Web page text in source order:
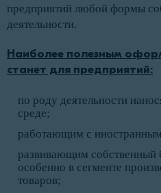
предприятий любой формы
деятельности.
Наиболее полезным
станет для предприятий:
по роду деятельности
среде;
работающим с
развивающим собственный
особенно в сегменте
товаров;